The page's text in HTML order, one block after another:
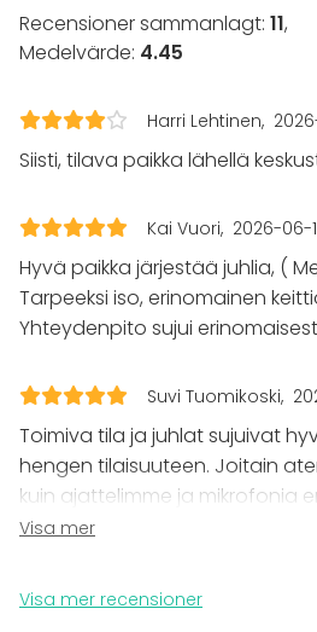
Fest
Bröllop
Spa / relax / bastu
Möte
Konferens
Mässa / Utställning
Rekreation
Upplevelse / aktivitet
Julbord / Julfest
Bankettsal
Mötesrum
Klassrum
Tilläggsuppgifter om tjänster
72" taulutelevisio käytettävissä,
liityntä/HDMI kaapeli
Recensioner sammanlagt: 11,
Medelvärde: 4.45
Harri Lehtinen
Siisti, tilava paikka lähellä
Kai Vuori 2026-06-
Hyvä paikka järjestää juhlia, (
Tarpeeksi iso, erinomainen
Yhteydenpito sujui
Suvi Tuomikoski
Toimiva tila ja juhlat sujuivat
hengen tilaisuuteen. Joitain
kuin ajattelimme ja mikrofonia
mutta muuten ihan kaikki
Visa mer
Visa mer recensioner